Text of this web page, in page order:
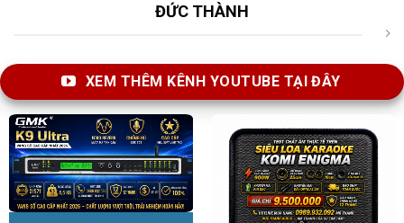
ĐỨC THÀNH
XEM THÊM KÊNH YOUTUBE TẠI ĐÂY